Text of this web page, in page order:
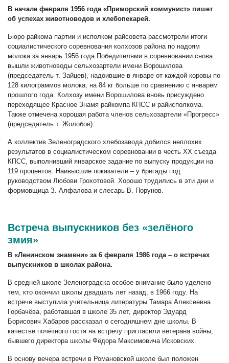
В начале февраля 1956 года «Приморский коммунист» пишет
об успехах животноводов и хлебопекарей.
Бюро райкома партии и исполком райсовета рассмотрели итоги
социалистического соревнования колхозов района по надоям
молока за январь 1956 года.Победителями в соревновании снова
вышли животноводы сельхозартели имени Ворошилова
(председатель т. Зайцев), надоившие в январе от каждой коровы по
128 килограммов молока, на 84 кг больше по сравнению с январём
прошлого года. Колхозу имени Ворошилова вновь присуждено
переходящее Красное Знамя райкомпа КПСС и райисполкома.
Также отмечена хорошая работа членов сельхозартели «Прогресс»
(председатель т. Жолобов).
А коллектив Зеленоградского хлебозавода добился неплохих
результатов в социалистическом соревновании в честь ХХ съезда
КПСС, выполнивший январское задание по выпуску продукции на
119 процентов. Наивысшие показатели – у бригады под
руководством Любови Грохотовой. Хорошо трудились в эти дни и
формовщица З. Алфалова и слесарь В. Порунов.
Встреча выпускников без «зелёного
змия»
В «Ленинском знамени» за 6 февраля 1986 года – о встречах
выпускников в школах района.
В средней школе Зеленоградска особое внимание было уделено
тем, кто окончил школы двадцать лет назад, в 1966 году. На
встрече выступила учительница литературы Тамара Алексеевна
Горбачёва, работавшая в школе 35 лет, директор Эдуард
Борисович Хабаров рассказал о сегодняшнем дне школы. В
качестве почётного гостя на встречу пригласили ветерана войны,
бывшего директора школы Фёдора Максимовича Исковских.
В основу вечера встречи в Романовской школе был положен